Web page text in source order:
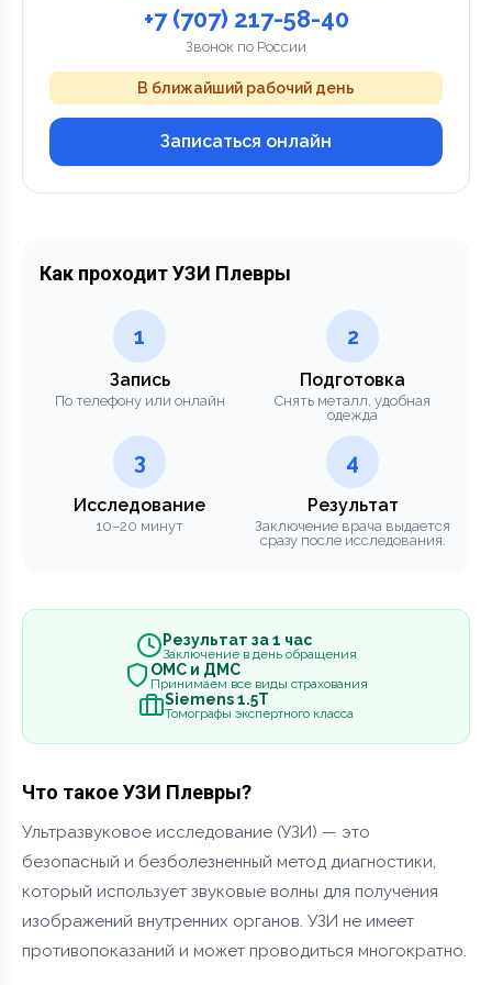
+7 (707) 217-58-40
Звонок по России
В ближайший рабочий день
Записаться онлайн
Как проходит УЗИ Плевры
1
Запись
По телефону или онлайн
2
Подготовка
Снять металл, удобная
одежда
3
Исследование
10–20 минут
4
Результат
Заключение врача выдается
сразу после исследования.
Результат за 1 час
Заключение в день обращения
ОМС и ДМС
Принимаем все виды страхования
Siemens 1.5Т
Томографы экспертного класса
Что такое УЗИ Плевры?
Ультразвуковое исследование (УЗИ) — это
безопасный и безболезненный метод диагностики,
который использует звуковые волны для получения
изображений внутренних органов. УЗИ не имеет
противопоказаний и может проводиться многократно.